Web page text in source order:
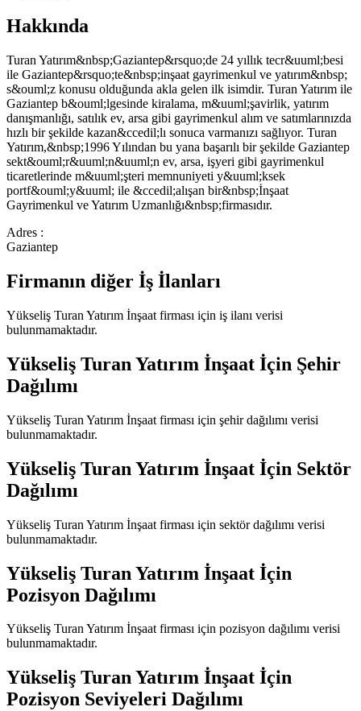
Hakkında
Turan Yatırım&nbsp;Gaziantep&rsquo;de 24 yıllık tecr&uuml;besi
ile Gaziantep&rsquo;te&nbsp;inşaat gayrimenkul ve yatırım&nbsp;
s&ouml;z konusu olduğunda akla gelen ilk isimdir. Turan Yatırım ile
Gaziantep b&ouml;lgesinde kiralama, m&uuml;şavirlik, yatırım
danışmanlığı, satılık ev, arsa gibi gayrimenkul alım ve satımlarınızda
hızlı bir şekilde kazan&ccedil;lı sonuca varmanızı sağlıyor. Turan
Yatırım,&nbsp;1996 Yılından bu yana başarılı bir şekilde Gaziantep
sekt&ouml;r&uuml;n&uuml;n ev, arsa, işyeri gibi gayrimenkul
ticaretlerinde m&uuml;şteri memnuniyeti y&uuml;ksek
portf&ouml;y&uuml; ile &ccedil;alışan bir&nbsp;İnşaat
Gayrimenkul ve Yatırım Uzmanlığı&nbsp;firmasıdır.
Adres :
Gaziantep
Firmanın diğer İş İlanları
Yükseliş Turan Yatırım İnşaat firması için iş ilanı verisi
bulunmamaktadır.
Yükseliş Turan Yatırım İnşaat İçin Şehir
Dağılımı
Yükseliş Turan Yatırım İnşaat firması için şehir dağılımı verisi
bulunmamaktadır.
Yükseliş Turan Yatırım İnşaat İçin Sektör
Dağılımı
Yükseliş Turan Yatırım İnşaat firması için sektör dağılımı verisi
bulunmamaktadır.
Yükseliş Turan Yatırım İnşaat İçin
Pozisyon Dağılımı
Yükseliş Turan Yatırım İnşaatfirması için pozisyon dağılımı verisi
bulunmamaktadır.
Yükseliş Turan Yatırım İnşaat İçin
Pozisyon Seviyeleri Dağılımı